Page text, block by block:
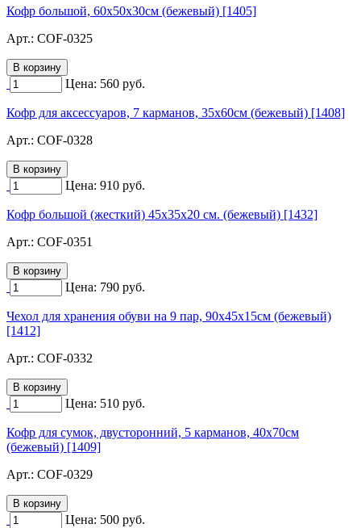
Кофр большой, 60х50х30см (бежевый) [1405]
Арт.: COF-0325
Цена: 560 руб.
Кофр для аксессуаров, 7 карманов, 35х60см (бежевый) [1408]
Арт.: COF-0328
Цена: 910 руб.
Кофр большой (жесткий) 45х35х20 см. (бежевый) [1432]
Арт.: COF-0351
Цена: 790 руб.
Чехол для хранения обуви на 9 пар, 90х45х15см (бежевый)
[1412]
Арт.: COF-0332
Цена: 510 руб.
Кофр для сумок, двусторонний, 5 карманов, 40х70см
(бежевый) [1409]
Арт.: COF-0329
Цена: 500 руб.